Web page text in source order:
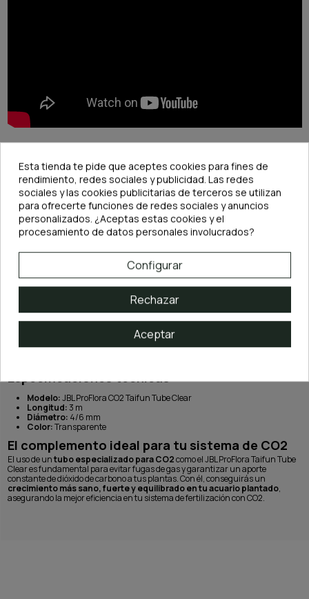
DESCRIPCIÓN
Características del JBL ProFlora CO2 Taifun
Tube Clear
: evita pérdidas de gas y asegura un transporte
fiable desde la bombona hasta el difusor.
CO2 presurizado o caseros.
Color transparente: se integra discretamente en el acuario sin romper
la armonía visual.
: Ø 4/6 mm, compatible con la mayoría de
conexiones y accesorios para CO2.
Longitud suficiente: 3 metros de tubo para realizar instalaciones
Especificaciones técnicas
Modelo:JBL ProFlora CO2 Taifun Tube Clear
Longitud:3 m
Diámetro: 4/6 mm
Color:Transparente
El complemento ideal para tu sistema de CO2
El uso de untubo especializado para CO2como el JBL ProFlora Taifun Tube
Clear es fundamental para evitar fugas de gas y garantizar un aporte
constante de dióxido de carbono a tus plantas. Con él, conseguirás un
crecimiento más sano, fuerte y equilibrado en tu acuario plantado,
asegurando la mejor eficiencia en tu sistema de fertilización con CO2.
Esta tienda te pide que aceptes cookies para fines de
rendimiento, redes sociales y publicidad. Las redes
sociales y las cookies publicitarias de terceros se utilizan
para ofrecerte funciones de redes sociales y anuncios
personalizados. ¿Aceptas estas cookies y el
procesamiento de datos personales involucrados?
Configurar
Rechazar
Aceptar